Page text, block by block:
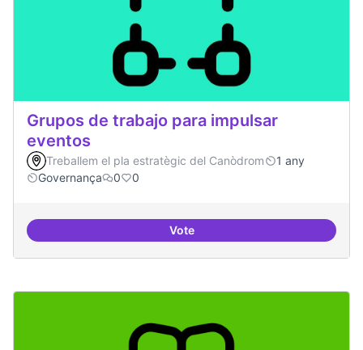
Grupos de trabajo para impulsar
eventos
Treballem el pla estratègic del Canòdrom
1 any
Governança
0 0
VoteGrupos de trabajo para impulsar